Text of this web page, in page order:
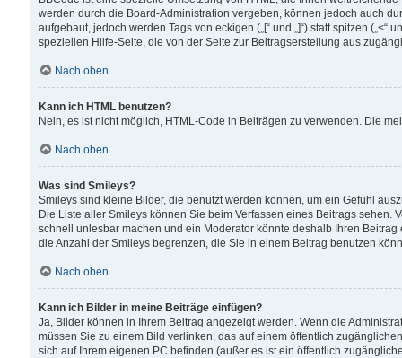
werden durch die Board-Administration vergeben, können jedoch auch
aufgebaut, jedoch werden Tags von eckigen („[“ und „]“) statt spitzen
speziellen Hilfe-Seite, die von der Seite zur Beitragserstellung aus
Nach oben
Kann ich HTML benutzen?
Nein, es ist nicht möglich, HTML-Code in Beiträgen zu verwenden. Die
Nach oben
Was sind Smileys?
Smileys sind kleine Bilder, die benutzt werden können, um ein Gefühl
Die Liste aller Smileys können Sie beim Verfassen eines Beitrags
schnell unlesbar machen und ein Moderator könnte deshalb Ihren
die Anzahl der Smileys begrenzen, die Sie in einem Beitrag benutzen
Nach oben
Kann ich Bilder in meine Beiträge einfügen?
Ja, Bilder können in Ihrem Beitrag angezeigt werden. Wenn die
müssen Sie zu einem Bild verlinken, das auf einem öffentlich
sich auf Ihrem eigenen PC befinden (außer es ist ein öffentlich